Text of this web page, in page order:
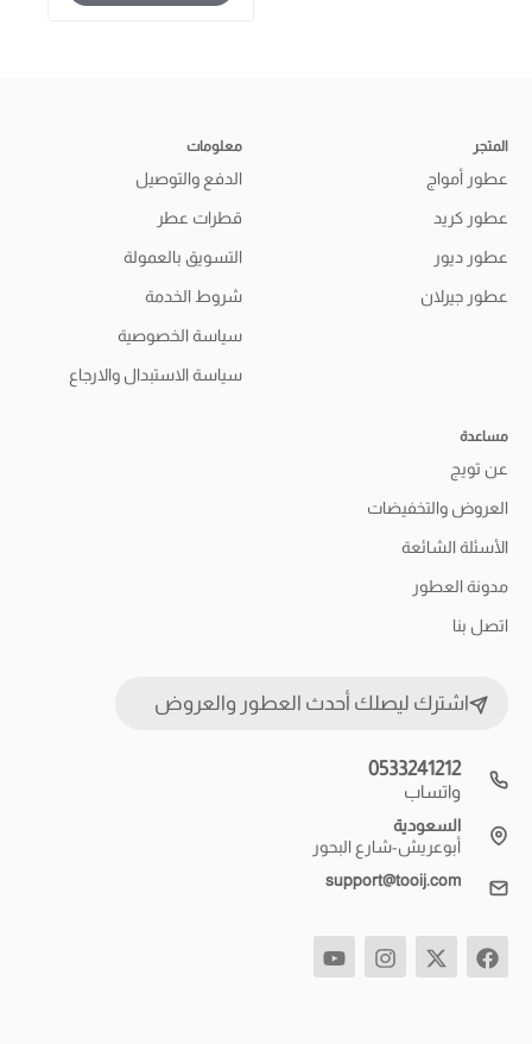
المتجر
عطور أمواج
عطور كريد
عطور ديور
عطور جيرلان
معلومات
الدفع والتوصيل
قطرات عطر
التسويق بالعمولة
شروط الخدمة
سياسة الخصوصية
سياسة الاستبدال والارجاع
مساعدة
عن تويج
العروض والتخفيضات
الأسئلة الشائعة
مدونة العطور
اتصل بنا
اشترك ليصلك أحدث العطور والعروض
0533241212
واتساب
السعودية
أبوعريش-شارع البحور
support@tooij.com